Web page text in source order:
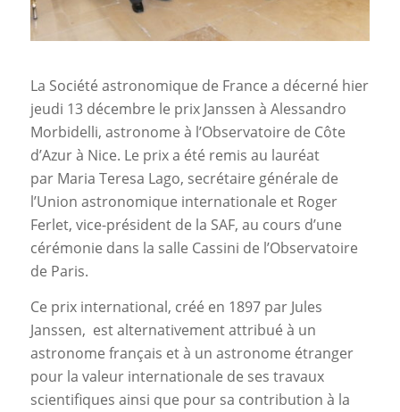
La Société astronomique de France a décerné hier
jeudi 13 décembre le prix Janssen à Alessandro
Morbidelli, astronome à l’Observatoire de Côte
d’Azur à Nice. Le prix a été remis au lauréat
par Maria Teresa Lago, secrétaire générale de
l’Union astronomique internationale et Roger
Ferlet, vice-président de la SAF, au cours d’une
cérémonie dans la salle Cassini de l’Observatoire
de Paris.
Ce prix international, créé en 1897 par Jules
Janssen, est alternativement attribué à un
astronome français et à un astronome étranger
pour la valeur internationale de ses travaux
scientifiques ainsi que pour sa contribution à la